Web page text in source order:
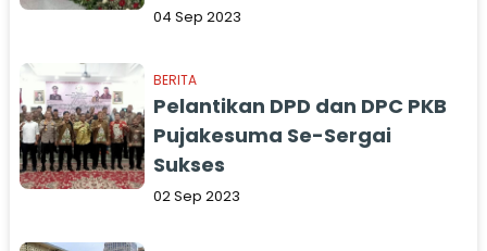
Gladi
04 Sep 2023
BERITA
Pelantikan DPD dan DPC PKB
Pujakesuma Se-Sergai
Sukses
02 Sep 2023